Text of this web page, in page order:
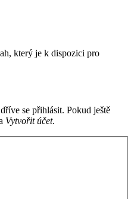
který je k dispozici pro
se přihlásit. Pokud ještě
Vytvořit účet.